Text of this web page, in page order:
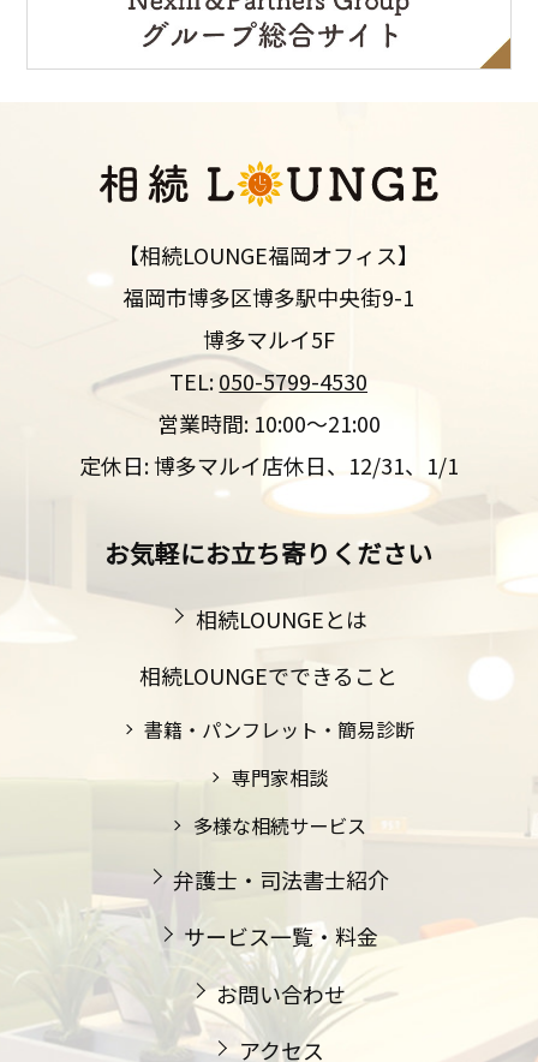
【相続LOUNGE福岡オフィス】
福岡市博多区博多駅中央街9-1
博多マルイ5F
TEL:050-5799-4530
営業時間: 10:00～21:00
定休日: 博多マルイ店休日、12/31、1/1
お気軽にお立ち寄りください
相続LOUNGEとは
相続LOUNGEでできること
書籍・パンフレット・簡易診断
専門家相談
多様な相続サービス
弁護士・司法書士紹介
サービス一覧・料金
お問い合わせ
アクセス